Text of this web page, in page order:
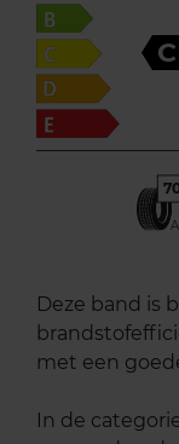
C
A
Deze band is
met een
In de